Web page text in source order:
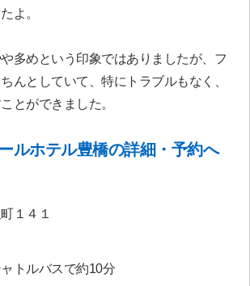
よ。
多めという印象ではありましたが、フ
んとしていて、特にトラブルもなく、
とができました。
ホテル豊橋の詳細・予約へ
１４１
トルバスで約10分